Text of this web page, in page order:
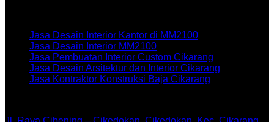
Jasa Desain Interior Kantor di MM2100
Jasa Desain Interior MM2100
Jasa Pembuatan Interior Custom Cikarang
Jasa Desain Arsitektur dan Interior Cikarang
Jasa Kontraktor Konstruksi Baja Cikarang